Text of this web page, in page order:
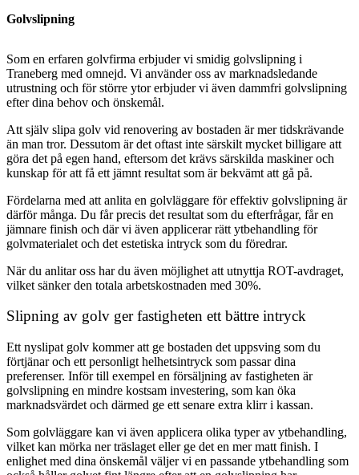
Golvslipning
Som en erfaren golvfirma erbjuder vi smidig golvslipning i
Traneberg med omnejd. Vi använder oss av marknadsledande
utrustning och för större ytor erbjuder vi även dammfri golvslipning
efter dina behov och önskemål.
Att själv slipa golv vid renovering av bostaden är mer tidskrävande
än man tror. Dessutom är det oftast inte särskilt mycket billigare att
göra det på egen hand, eftersom det krävs särskilda maskiner och
kunskap för att få ett jämnt resultat som är bekvämt att gå på.
Fördelarna med att anlita en golvläggare för effektiv golvslipning är
därför många. Du får precis det resultat som du efterfrågar, får en
jämnare finish och där vi även applicerar rätt ytbehandling för
golvmaterialet och det estetiska intryck som du föredrar.
När du anlitar oss har du även möjlighet att utnyttja ROT-avdraget,
vilket sänker den totala arbetskostnaden med 30%.
Slipning av golv ger fastigheten ett bättre intryck
Ett nyslipat golv kommer att ge bostaden det uppsving som du
förtjänar och ett personligt helhetsintryck som passar dina
preferenser. Inför till exempel en försäljning av fastigheten är
golvslipning en mindre kostsam investering, som kan öka
marknadsvärdet och därmed ge ett senare extra klirr i kassan.
Som golvläggare kan vi även applicera olika typer av ytbehandling,
vilket kan mörka ner träslaget eller ge det en mer matt finish. I
enlighet med dina önskemål väljer vi en passande ytbehandling som